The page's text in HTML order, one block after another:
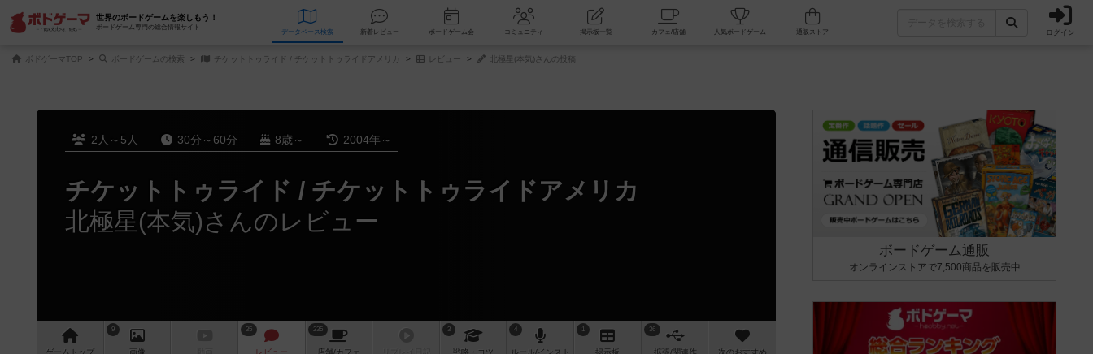
世界のボードゲームを楽しもう！
ボードゲーム専門の総合情報サイト
データベース 検索 新着レビュー ボードゲーム会 コミュニティ 掲示板一覧 カフェ/店舗 人気ボードゲーム ログイン
ボドゲーマTOP ボードゲームの検索 チケットトゥライド / チケットトゥライドアメリカ レビュー 北極星(本気)さんの投稿
2人～5人 30分～60分 8歳～ 2004年～
チケットトゥライド / チケットトゥライドアメリカ
北極星(本気)さんのレビュー
ゲーム トップ
9
画像
35
レビュー
235
店舗/カフェ
3
戦略 ・コツ
4
ルール/インスト
1
掲示板
36
拡張/関連作 次のおすすめ
ボードゲーム通販
オンラインストアで7,500商品を販売中